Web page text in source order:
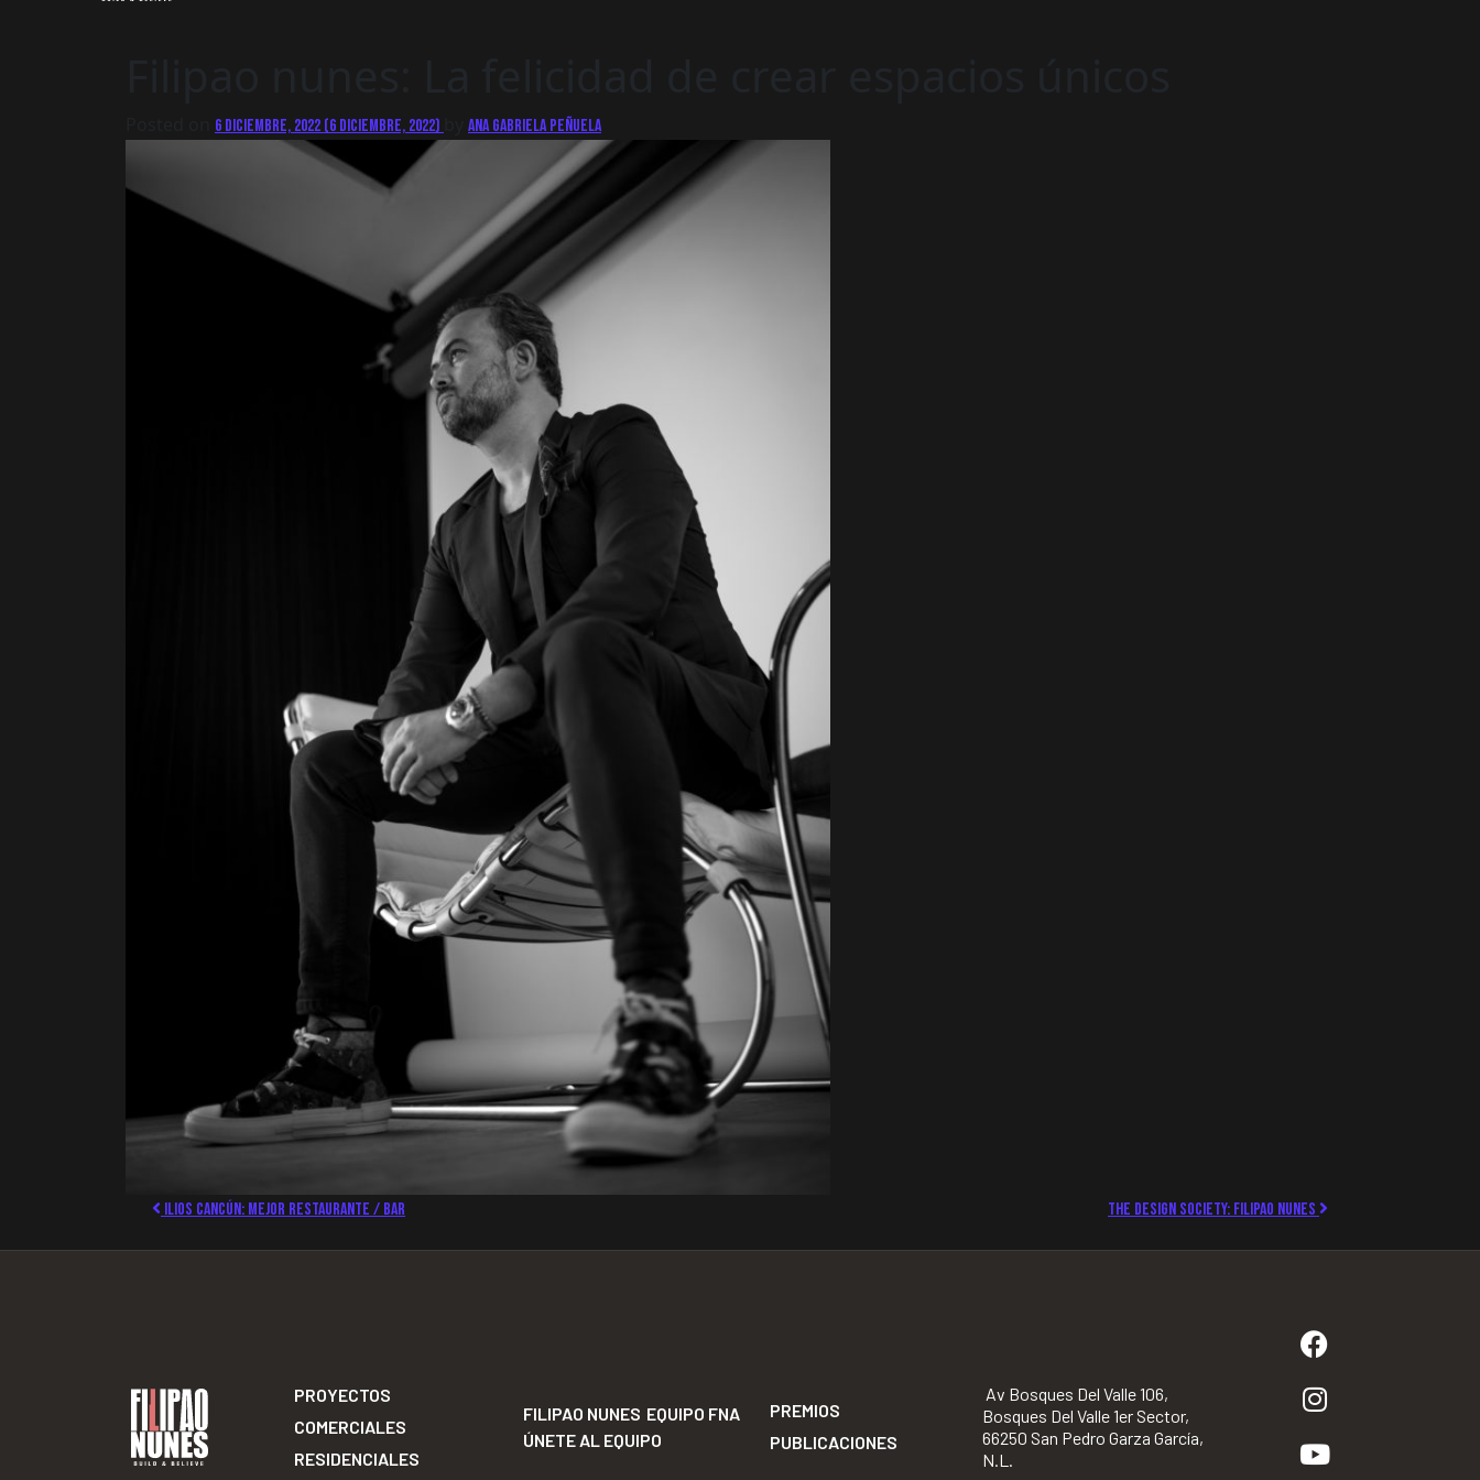
6 diciembre, 2022 (6 diciembre, 2022) Ana Gabriela Peñuela
Ilios Cancún: mejor restaurante / bar The design society: Filipao Nunes
PROYECTOS
COMERCIALES
RESIDENCIALES
FILIPAO NUNES EQUIPO FNA
ÚNETE AL EQUIPO
PREMIOS
PUBLICACIONES
Av Bosques Del Valle 106,
Bosques Del Valle 1er Sector,
66250 San Pedro Garza García,
N.L.